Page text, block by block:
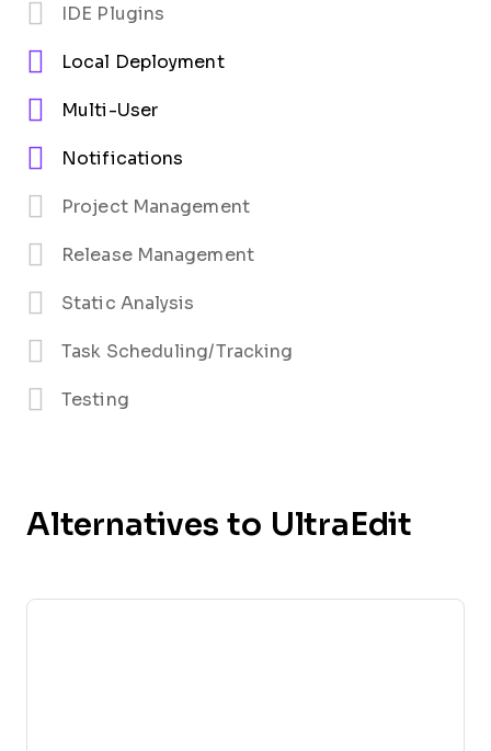
IDE Plugins
Local Deployment
Multi-User
Notifications
Project Management
Release Management
Static Analysis
Task Scheduling/Tracking
Testing
Alternatives to UltraEdit